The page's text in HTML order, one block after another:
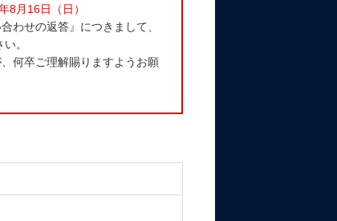
8月16日（日）
わせの返答』につきまして、
。
何卒ご理解賜りますようお願